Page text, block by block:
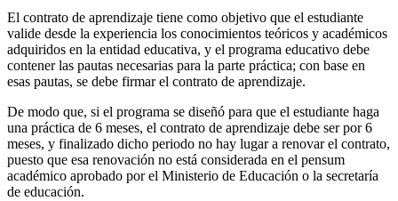
El contrato de aprendizaje tiene como objetivo que el estudiante
valide desde la experiencia los conocimientos teóricos y académicos
adquiridos en la entidad educativa, y el programa educativo debe
contener las pautas necesarias para la parte práctica; con base en
esas pautas, se debe firmar el contrato de aprendizaje.
De modo que, si el programa se diseñó para que el estudiante haga
una práctica de 6 meses, el contrato de aprendizaje debe ser por 6
meses, y finalizado dicho periodo no hay lugar a renovar el contrato,
puesto que esa renovación no está considerada en el pensum
académico aprobado por el Ministerio de Educación o la secretaría
de educación.